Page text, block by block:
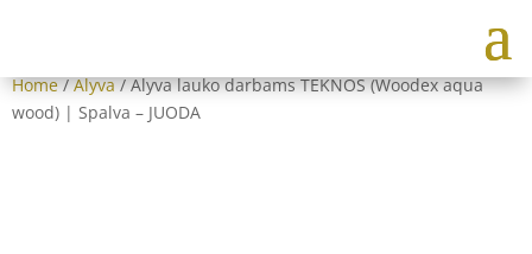
Home/Alyva/ Alyva lauko darbams TEKNOS (Woodex aqua
wood) | Spalva – JUODA